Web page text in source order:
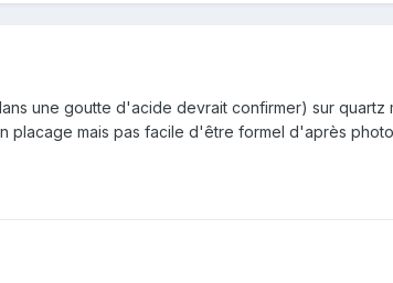
une goutte d'acide devrait confirmer) sur
placage mais pas facile d'être formel d'après